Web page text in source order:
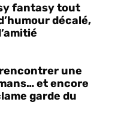
fantasy tout
décalé,
une
et encore
garde du